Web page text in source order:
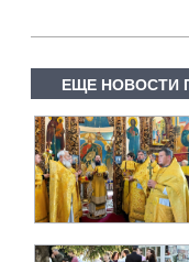
ЕЩЕ НОВОСТИ